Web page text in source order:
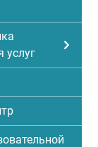
услуг